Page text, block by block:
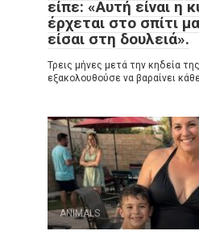
είπε: «Αυτή είναι η
έρχεται στο σπίτι
είσαι στη δουλειά».
Τρεις μήνες μετά την κηδεία
εξακολουθούσε να βαραίνει κάθε
ANIMALS